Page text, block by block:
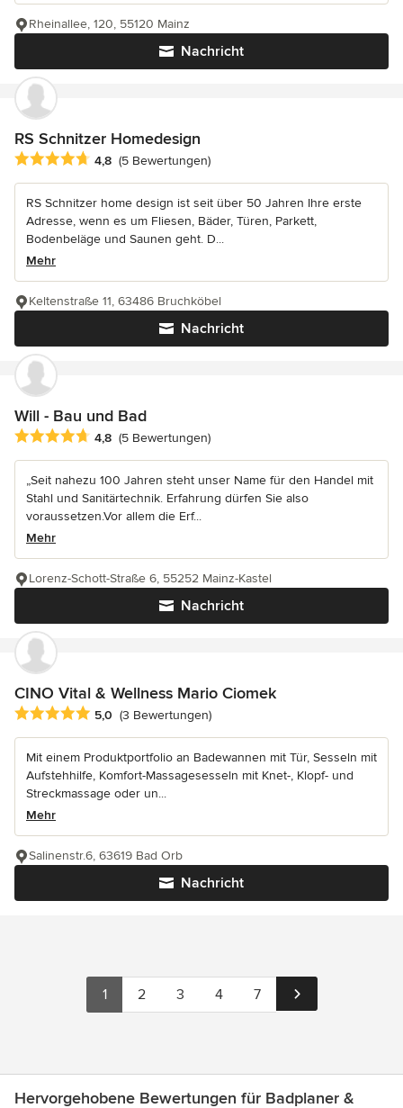
Nachricht
Rheinallee, 120, 55120 Mainz
RS Schnitzer Homedesign
Durchschnittliche Bewertung: 4.8 von 5 Sternen
4,8 (5 Bewertungen)
RS Schnitzer home design ist seit über 50 Jahren Ihre erste
Adresse, wenn es um Fliesen, Bäder, Türen, Parkett,
Bodenbeläge und Saunen geht. D...
Mehr
Nachricht
Keltenstraße 11, 63486 Bruchköbel
Will - Bau und Bad
Durchschnittliche Bewertung: 4.8 von 5 Sternen
4,8 (5 Bewertungen)
„Seit nahezu 100 Jahren steht unser Name für den Handel mit
Stahl und Sanitärtechnik. Erfahrung dürfen Sie also
voraussetzen.Vor allem die Erf...
Mehr
Nachricht
Lorenz-Schott-Straße 6, 55252 Mainz-Kastel
CINO Vital & Wellness Mario Ciomek
Durchschnittliche Bewertung: 5 von 5 Sternen
5,0 (3 Bewertungen)
Mit einem Produktportfolio an Badewannen mit Tür, Sesseln mit
Aufstehhilfe, Komfort-Massagesesseln mit Knet-, Klopf- und
Streckmassage oder un...
Mehr
Nachricht
Salinenstr.6, 63619 Bad Orb
1 2 3 4 7
Hervorgehobene Bewertungen für Badplaner &